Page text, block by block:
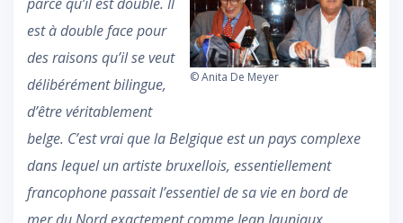
© Anita De Meyer
est à double face pour
des raisons qu’il se veut
délibérément bilingue,
d’être véritablement
belge. C’est vrai que la Belgique est un pays complexe
dans lequel un artiste bruxellois, essentiellement
francophone passait l’essentiel de sa vie en bord de